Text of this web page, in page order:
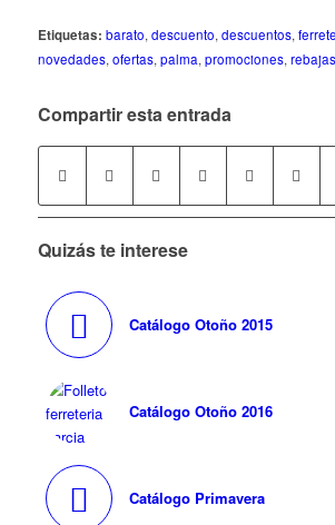
Etiquetas: barato,descuento,descuentos,
novedades,ofertas,palma,promociones,rebajas
Compartir esta entrada
Quizás te interese
Catálogo Otoño 2015
Catálogo Otoño 2016
Catálogo Primavera